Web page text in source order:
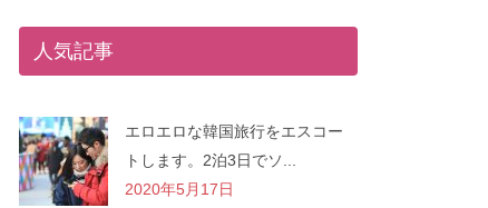
人気記事
エロエロな韓国旅行をエスコー
トします。2泊3日でソ...
2020年5月17日